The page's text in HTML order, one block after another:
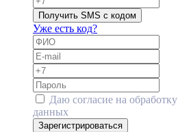
Получить SMS с кодом
Уже есть код?
Даю согласие на обработку
данных
Зарегистрироваться